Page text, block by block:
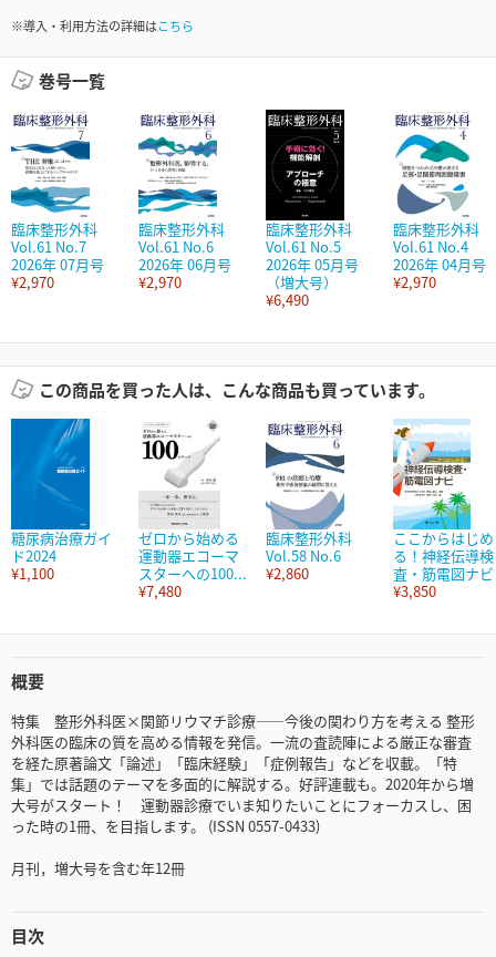
※導入・利用方法の詳細はこちら
巻号一覧
臨床整形外科
Vol.61 No.7
2026年 07月号
¥2,970
臨床整形外科
Vol.61 No.6
2026年 06月号
¥2,970
臨床整形外科
Vol.61 No.5
2026年 05月号
（増大号）
¥6,490
臨床整形外科
Vol.61 No.4
2026年 04月号
¥2,970
この商品を買った人は、こんな商品も買っています。
糖尿病治療ガイ
ド2024
¥1,100
ゼロから始める
運動器エコーマ
スターへの100...
¥7,480
臨床整形外科
Vol.58 No.6
¥2,860
ここからはじめ
る！神経伝導検
査・筋電図ナビ
¥3,850
概要
特集 整形外科医×関節リウマチ診療——今後の関わり方を考える 整形
外科医の臨床の質を高める情報を発信。一流の査読陣による厳正な審査
を経た原著論文「論述」「臨床経験」「症例報告」などを収載。「特
集」では話題のテーマを多面的に解説する。好評連載も。2020年から増
大号がスタート！ 運動器診療でいま知りたいことにフォーカスし、困
った時の1冊、を目指します。 (ISSN 0557-0433)
月刊，増大号を含む年12冊
目次